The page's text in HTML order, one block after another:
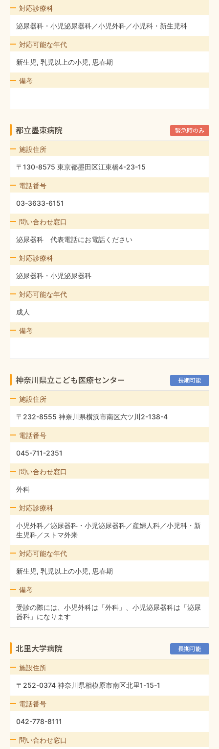
対応診療科
泌尿器科・小児泌尿器科／小児外科／小児科・新生児科
対応可能な年代
新生児, 乳児以上の小児, 思春期
備考
都立墨東病院 緊急時のみ
施設住所
〒130-8575 東京都墨田区江東橋4-23-15
電話番号
03-3633-6151
問い合わせ窓口
泌尿器科 代表電話にお電話ください
対応診療科
泌尿器科・小児泌尿器科
対応可能な年代
成人
備考
神奈川県立こども医療センター 長期可能
施設住所
〒232-8555 神奈川県横浜市南区六ツ川2-138-4
電話番号
045-711-2351
問い合わせ窓口
外科
対応診療科
小児外科／泌尿器科・小児泌尿器科／産婦人科／小児科・新
生児科／ストマ外来
対応可能な年代
新生児, 乳児以上の小児, 思春期
備考
受診の際には、小児外科は「外科」、小児泌尿器科は「泌尿
器科」になります
北里大学病院 長期可能
施設住所
〒252-0374 神奈川県相模原市南区北里1-15-1
電話番号
042-778-8111
問い合わせ窓口